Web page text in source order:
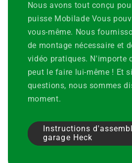
Nous avons tout conçu
puisse Mobilade Vous
vous-même. Nous
de montage nécessaire et
vidéo pratiques. N'importe
peut le faire lui-même ! Et
questions, nous sommes
moment.
Instructions
garage Heck